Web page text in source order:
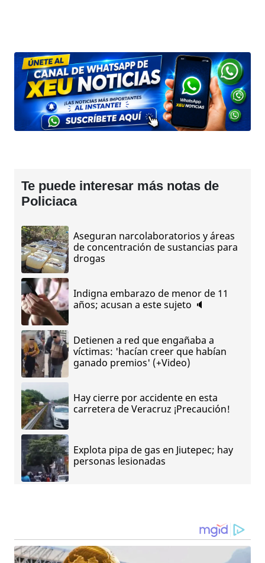
Te puede interesar más notas de
Policiaca
Aseguran narcolaboratorios y áreas
de concentración de sustancias para
drogas
Indigna embarazo de menor de 11
años; acusan a este sujeto 🔈
Detienen a red que engañaba a
víctimas: 'hacían creer que habían
ganado premios' (+Video)
Hay cierre por accidente en esta
carretera de Veracruz ¡Precaución!
Explota pipa de gas en Jiutepec; hay
personas lesionadas